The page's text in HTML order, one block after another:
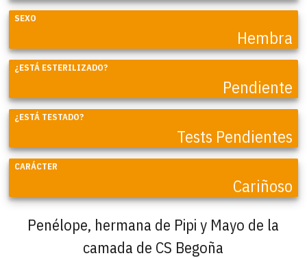
SEXO
Hembra
¿ESTÁ ESTERILIZADO?
Pendiente
¿ESTÁ TESTADO?
Tests Pendientes
CARÁCTER
Cariñoso
Penélope, hermana de Pipi y Mayo de la
camada de CS Begoña